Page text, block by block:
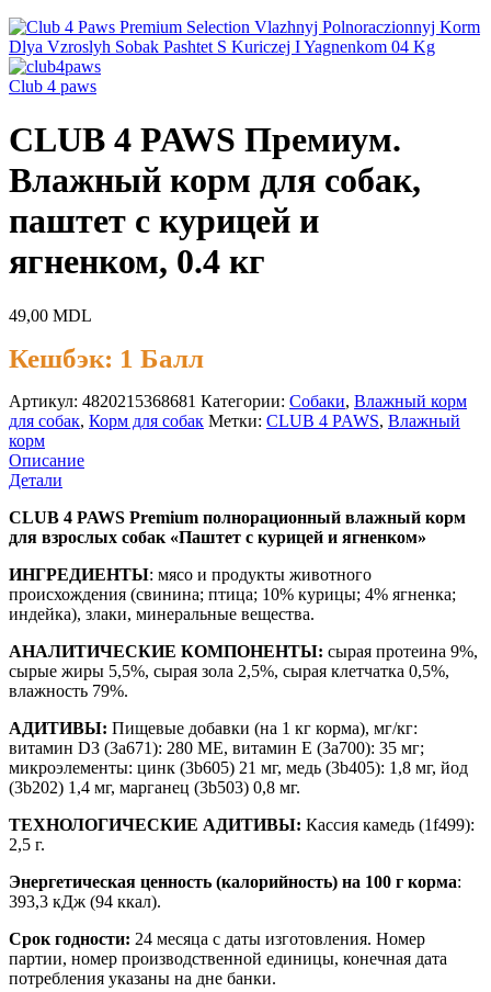
Club 4 paws
CLUB 4 PAWS Премиум.
Влажный корм для собак,
паштет с курицей и
ягненком, 0.4 кг
49,00 MDL
Кешбэк: 1 Балл
Артикул: 4820215368681 Категории: Cобаки, Влажный корм
для собак, Корм для собак Метки: CLUB 4 PAWS, Влажный
корм
Описание
Детали
CLUB 4 PAWS Premium полнорационный влажный корм
для взрослых собак «Паштет с курицей и ягненком»
ИНГРЕДИЕНТЫ: мясо и продукты животного
происхождения (свинина; птица; 10% курицы; 4% ягненка;
индейка), злаки, минеральные вещества.
АНАЛИТИЧЕСКИЕ КОМПОНЕНТЫ: сырая протеина 9%,
сырые жиры 5,5%, сырая зола 2,5%, сырая клетчатка 0,5%,
влажность 79%.
АДИТИВЫ: Пищевые добавки (на 1 кг корма), мг/кг:
витамин D3 (3а671): 280 МЕ, витамин E (3а700): 35 мг;
микроэлементы: цинк (3b605) 21 мг, медь (3b405): 1,8 мг, йод
(3b202) 1,4 мг, марганец (3b503) 0,8 мг.
ТЕХНОЛОГИЧЕСКИЕ АДИТИВЫ: Кассия камедь (1f499):
2,5 г.
Энергетическая ценность (калорийность) на 100 г корма:
393,3 кДж (94 ккал).
Срок годности: 24 месяца с даты изготовления. Номер
партии, номер производственной единицы, конечная дата
потребления указаны на дне банки.